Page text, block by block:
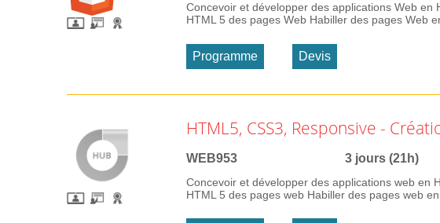
Concevoir et développer des applications Web
HTML 5 des pages Web Habiller des pages Web
Programme Devis
HTML5, CSS3, Responsive -
WEB953 3 jours (21h)
Concevoir et développer des applications web en
HTML 5 des pages web Habiller des pages web en